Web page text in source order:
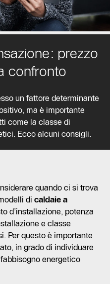
prezzo
confronto
un fattore determinante
ma è importante
come la classe di
Ecco alcuni consigli.
quando ci si trova
di caldaie a
d’installazione, potenza
e classe
Per questo è importante
in grado di individuare
energetico